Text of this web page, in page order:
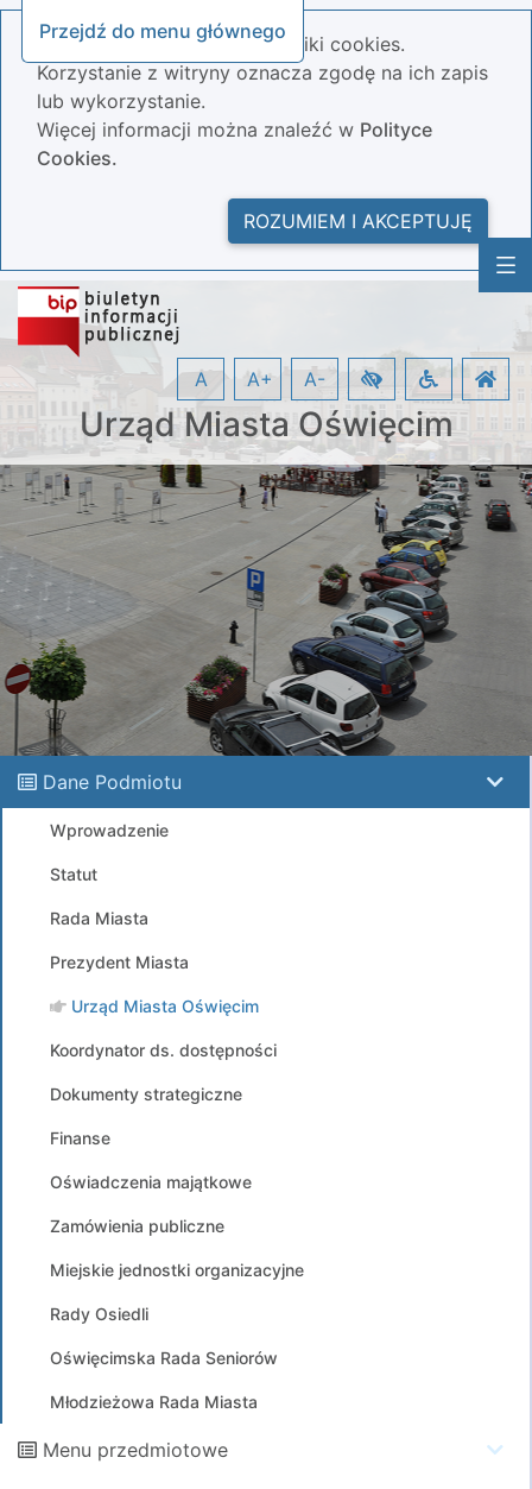
Przejdź do menu głównego
Nasza strona wykorzystuje pliki cookies.
Korzystanie z witryny oznacza zgodę na ich zapis
lub wykorzystanie.
Więcej informacji można znaleźć w Polityce
Cookies.
ROZUMIEM I AKCEPTUJĘ
Urząd Miasta Oświęcim
A A+ A-
Dane Podmiotu
Wprowadzenie
Statut
Rada Miasta
Prezydent Miasta
Urząd Miasta Oświęcim
Koordynator ds. dostępności
Dokumenty strategiczne
Finanse
Oświadczenia majątkowe
Zamówienia publiczne
Miejskie jednostki organizacyjne
Rady Osiedli
Oświęcimska Rada Seniorów
Młodzieżowa Rada Miasta
Menu przedmiotowe